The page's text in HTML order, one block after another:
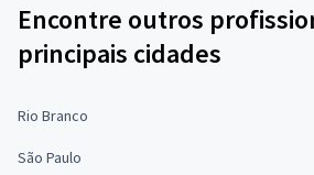
Encontre outros
principais cidades
Rio Branco
São Paulo